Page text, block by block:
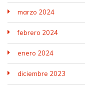
marzo 2024
febrero 2024
enero 2024
diciembre 2023